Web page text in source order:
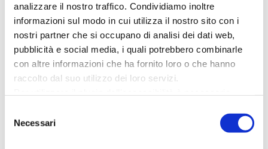
analizzare il nostro traffico. Condividiamo inoltre
informazioni sul modo in cui utilizza il nostro sito con i
nostri partner che si occupano di analisi dei dati web,
pubblicità e social media, i quali potrebbero combinarle
con altre informazioni che ha fornito loro o che hanno
raccolto dal suo utilizzo dei loro servizi.
Per ulteriori informazioni è possibile consultare
Cookie Policy.
delNecessari
Data:9 August 2024
Time:9:00 p.m.
Address:Arena della Regina, piazza
della Repubblica
For a fee
Organized by:Comune di Cattolica;